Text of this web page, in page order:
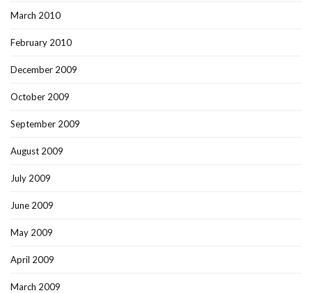
March 2010
February 2010
December 2009
October 2009
September 2009
August 2009
July 2009
June 2009
May 2009
April 2009
March 2009